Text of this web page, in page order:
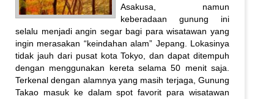
Asakusa, namun
keberadaan gunung ini
selalu menjadi angin segar bagi para wisatawan yang
ingin merasakan “keindahan alam” Jepang. Lokasinya
tidak jauh dari pusat kota Tokyo, dan dapat ditempuh
dengan menggunakan kereta selama 50 menit saja.
Terkenal dengan alamnya yang masih terjaga, Gunung
Takao masuk ke dalam spot favorit para wisatawan